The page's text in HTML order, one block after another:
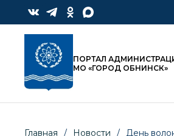
ПОРТАЛ
МО «ГОРОД ОБНИНСК»
Главная / Новости / День